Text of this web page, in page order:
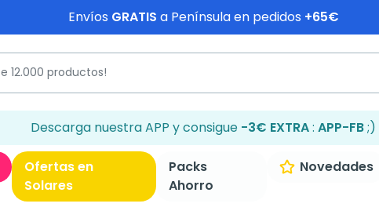
Envíos GRATIS a Península en pedidos +65€
Descarga nuestra APP y consigue -3€ EXTRA: APP-FB;)
Ofertas en
Solares
Packs
Ahorro
Novedades